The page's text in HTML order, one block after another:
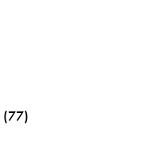
(77)